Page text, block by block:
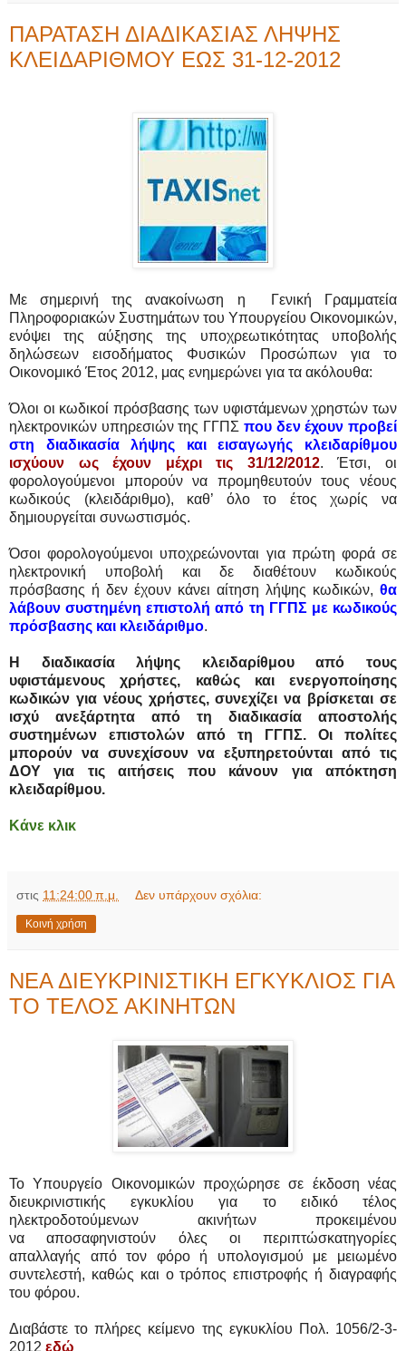
ΠΑΡΑΤΑΣΗ ΔΙΑΔΙΚΑΣΙΑΣ ΛΗΨΗΣ
ΚΛΕΙΔΑΡΙΘΜΟΥ ΕΩΣ 31-12-2012
Με σημερινή της ανακοίνωση η
Γενική Γραμματεία
Πληροφοριακών Συστημάτων του Υπουργείου Οικονομικών,
ενόψει της αύξησης της υποχρεωτικότητας υποβολής
δηλώσεων εισοδήματος Φυσικών Προσώπων για το
Οικονομικό Έτος 2012, μας ενημερώνει για τα ακόλουθα:
Όλοι οι κωδικοί πρόσβασης των υφιστάμενων χρηστών των
ηλεκτρονικών υπηρεσιών της ΓΓΠΣ που δεν έχουν προβεί
στη διαδικασία λήψης και εισαγωγής κλειδαρίθμου
ισχύουν ως έχουν μέχρι τις 31/12/2012. Έτσι, οι
φορολογούμενοι μπορούν να προμηθευτούν τους νέους
κωδικούς (κλειδάριθμο), καθ’ όλο το έτος χωρίς να
δημιουργείται συνωστισμός.
Όσοι φορολογούμενοι υποχρεώνονται για πρώτη φορά σε
ηλεκτρονική υποβολή και δε διαθέτουν κωδικούς
πρόσβασης ή δεν έχουν κάνει αίτηση λήψης κωδικών, θα
λάβουν συστημένη επιστολή από τη ΓΓΠΣ με κωδικούς
πρόσβασης και κλειδάριθμο.
Η διαδικασία λήψης κλειδαρίθμου από τους
υφιστάμενους χρήστες, καθώς και ενεργοποίησης
κωδικών για νέους χρήστες, συνεχίζει να βρίσκεται σε
ισχύ ανεξάρτητα από τη διαδικασία αποστολής
συστημένων επιστολών από τη ΓΓΠΣ. Οι πολίτες
μπορούν να συνεχίσουν να εξυπηρετούνται από τις
ΔΟΥ για τις αιτήσεις που κάνουν για απόκτηση
κλειδαρίθμου.
Κάνε κλικ
στις 11:24:00 π.μ. Δεν υπάρχουν σχόλια:
Κοινή χρήση
ΝΕΑ ΔΙΕΥΚΡΙΝΙΣΤΙΚΗ ΕΓΚΥΚΛΙΟΣ ΓΙΑ
ΤΟ ΤΕΛΟΣ ΑΚΙΝΗΤΩΝ
Το Υπουργείο Οικονομικών προχώρησε σε έκδοση νέας
διευκρινιστικής εγκυκλίου για το ειδικό τέλος
ηλεκτροδοτούμενων ακινήτων προκειμένου
να αποσαφηνιστούν όλες οι περιπτώσκατηγορίες
απαλλαγής από τον φόρο ή υπολογισμού με μειωμένο
συντελεστή, καθώς και ο τρόπος επιστροφής ή διαγραφής
του φόρου.
Διαβάστε το πλήρες κείμενο της εγκυκλίου Πολ. 1056/2-3-
2012 εδώ